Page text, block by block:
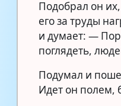
Подобрал он их,
его за труды
и думает: —
поглядеть,
Подумал и
Идет он